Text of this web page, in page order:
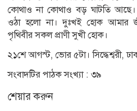
কোথাও না কোথাও বড় ঘাটতি
ওঠা হলো না। দুঃখই হোক আমার
পৃথিবীর সকল প্রাণী সুখী হোক।
২১শে আগস্ট, ভোর ৫টা। সিদ্ধেশ্বরী,
সংবাদটির পাঠক সংখ্যা : ৩৯
শেয়ার করুন